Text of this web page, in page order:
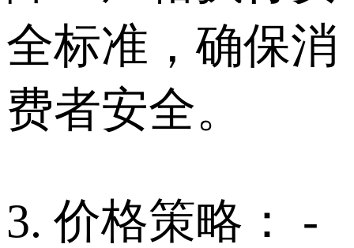
全标准，确保消
费者安全。
3. 价格策略： -